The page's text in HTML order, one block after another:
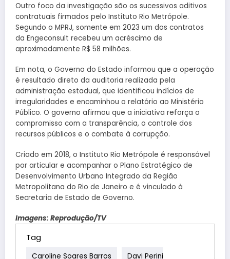
Outro foco da investigação são os sucessivos aditivos
contratuais firmados pelo Instituto Rio Metrópole.
Segundo o MPRJ, somente em 2023 um dos contratos
da Engeconsult recebeu um acréscimo de
aproximadamente R$ 58 milhões.
Em nota, o Governo do Estado informou que a operação
é resultado direto da auditoria realizada pela
administração estadual, que identificou indícios de
irregularidades e encaminhou o relatório ao Ministério
Público. O governo afirmou que a iniciativa reforça o
compromisso com a transparência, o controle dos
recursos públicos e o combate à corrupção.
Criado em 2018, o Instituto Rio Metrópole é responsável
por articular e acompanhar o Plano Estratégico de
Desenvolvimento Urbano Integrado da Região
Metropolitana do Rio de Janeiro e é vinculado à
Secretaria de Estado de Governo.
Imagens: Reprodução/TV
Tag
Caroline Soares Barros Davi Perini